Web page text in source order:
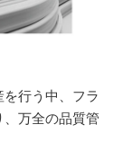
行う中、フラ
万全の品質管